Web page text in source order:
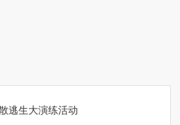
逃生大演练活动